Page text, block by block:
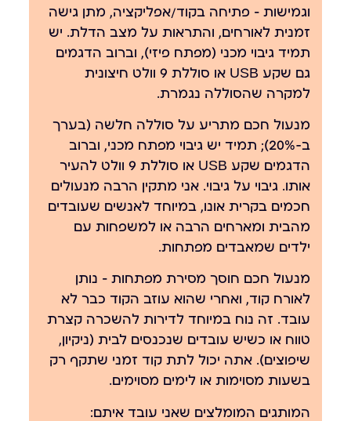
וגמישות — פתיחה בקוד/אפליקציה, מתן גישה
זמנית לאורחים, והתראות על מצב הדלת. יש
תמיד גיבוי מכני (מפתח פיזי), וברוב הדגמים
גם שקע USB או סוללת 9 וולט חיצונית
למקרה שהסוללה נגמרת.
מנעול חכם מתריע על סוללה חלשה (בערך
ב-20%); תמיד יש גיבוי מפתח מכני, וברוב
הדגמים שקע USB או סוללת 9 וולט להעיר
אותו. גיבוי על גיבוי. אני מתקין הרבה מנעולים
חכמים בקרית אונו, במיוחד לאנשים שעובדים
מהבית ומארחים הרבה או למשפחות עם
ילדים שמאבדים מפתחות.
מנעול חכם חוסך מסירת מפתחות — נותן
לאורח קוד, ואחרי שהוא עוזב הקוד כבר לא
עובד. זה נוח במיוחד לדירות להשכרה קצרת
טווח או כשיש עובדים שנכנסים לבית (ניקיון,
שיפוצים). אתה יכול לתת קוד זמני שתקף רק
בשעות מסוימות או לימים מסוימים.
המותגים המומלצים שאני עובד איתם: